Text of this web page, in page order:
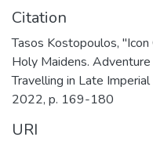
Citation
Tasos Kostopoulos,
Holy Maidens.
Travelling in Late
2022, p. 169-180
URI